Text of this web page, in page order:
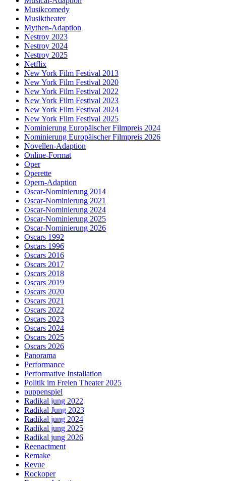
Musikcomedy
Musiktheater
Mythen-Adaption
Nestroy 2023
Nestroy 2024
Nestroy 2025
Netflix
New York Film Festival 2013
New York Film Festival 2020
New York Film Festival 2022
New York Film Festival 2023
New York Film Festival 2024
New York Film Festival 2025
Nominierung Europäischer Filmpreis 2024
Nominierung Europäischer Filmpreis 2026
Novellen-Adaption
Online-Format
Oper
Operette
Opern-Adaption
Oscar-Nominierung 2014
Oscar-Nominierung 2021
Oscar-Nominierung 2024
Oscar-Nominierung 2025
Oscar-Nominierung 2026
Oscars 1992
Oscars 1996
Oscars 2016
Oscars 2017
Oscars 2018
Oscars 2019
Oscars 2020
Oscars 2021
Oscars 2022
Oscars 2023
Oscars 2024
Oscars 2025
Oscars 2026
Panorama
Performance
Performative Installation
Politik im Freien Theater 2025
puppenspiel
Radikal jung 2022
Radikal Jung 2023
Radikal jung 2024
Radikal jung 2025
Radikal jung 2026
Reenactment
Remake
Revue
Rockoper